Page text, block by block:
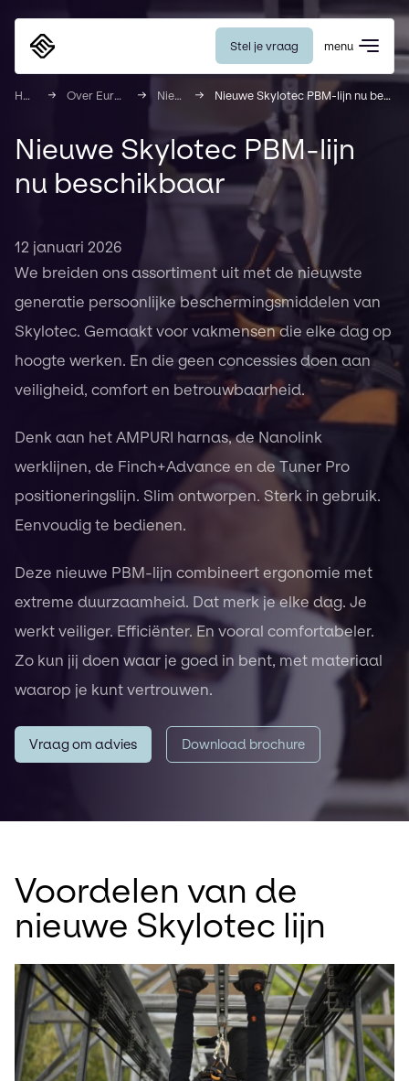
Stel je vraag menu
Home Over Eurosafe Nieuws Nieuwe Skylotec PBM-lijn nu beschikbaar
Nieuwe Skylotec PBM-lijn
nu beschikbaar
12 januari 2026
We breiden ons assortiment uit met de nieuwste
generatie persoonlijke beschermingsmiddelen van
Skylotec. Gemaakt voor vakmensen die elke dag op
hoogte werken. En die geen concessies doen aan
veiligheid, comfort en betrouwbaarheid.
Denk aan het AMPURI harnas, de Nanolink
werklijnen, de Finch+Advance en de Tuner Pro
positioneringslijn. Slim ontworpen. Sterk in gebruik.
Eenvoudig te bedienen.
Deze nieuwe PBM-lijn combineert ergonomie met
extreme duurzaamheid. Dat merk je elke dag. Je
werkt veiliger. Efficiënter. En vooral comfortabeler.
Zo kun jij doen waar je goed in bent, met materiaal
waarop je kunt vertrouwen.
Vraag om advies Download brochure
Voordelen van de
nieuwe Skylotec lijn